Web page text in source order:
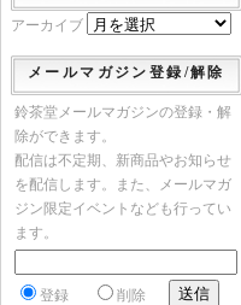
アーカイブ
メールマガジン登録/解除
鈴茶堂メールマガジンの登録・解
除ができます。
配信は不定期、新商品やお知らせ
を配信します。また、メールマガ
ジン限定イベントなども行ってい
ます。
登録 削除